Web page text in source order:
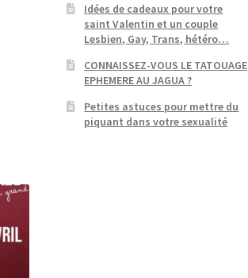
Idées de cadeaux pour votre
saint Valentin et un couple
Lesbien, Gay, Trans, hétéro…
CONNAISSEZ-VOUS LE TATOUAGE
EPHEMERE AU JAGUA ?
Petites astuces pour mettre du
piquant dans votre sexualité